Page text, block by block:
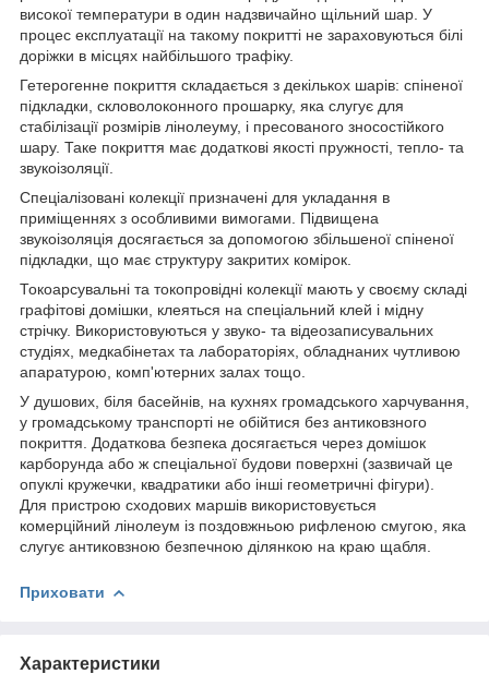
високої температури в один надзвичайно щільний шар. У
процес експлуатації на такому покритті не зараховуються білі
доріжки в місцях найбільшого трафіку.
Гетерогенне покриття складається з декількох шарів: спіненої
підкладки, скловолоконного прошарку, яка слугує для
стабілізації розмірів лінолеуму, і пресованого зносостійкого
шару. Таке покриття має додаткові якості пружності, тепло- та
звукоізоляції.
Спеціалізовані колекції призначені для укладання в
приміщеннях з особливими вимогами. Підвищена
звукоізоляція досягається за допомогою збільшеної спіненої
підкладки, що має структуру закритих комірок.
Токоарсувальні та токопровідні колекції мають у своєму складі
графітові домішки, клеяться на спеціальний клей і мідну
стрічку. Використовуються у звуко- та відеозаписувальних
студіях, медкабінетах та лабораторіях, обладнаних чутливою
апаратурою, комп'ютерних залах тощо.
У душових, біля басейнів, на кухнях громадського харчування,
у громадському транспорті не обійтися без антиковзного
покриття. Додаткова безпека досягається через домішок
карборунда або ж спеціальної будови поверхні (зазвичай це
опуклі кружечки, квадратики або інші геометричні фігури).
Для пристрою сходових маршів використовується
комерційний лінолеум із поздовжньою рифленою смугою, яка
слугує антиковзною безпечною ділянкою на краю щабля.
Приховати
Характеристики